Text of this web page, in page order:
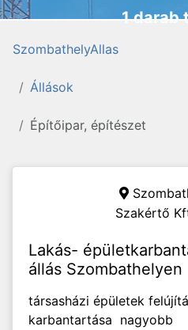
1 darab
SzombathelyAllas
Állások
Építőipar, építészet
Szakértő
Lakás-
állás Szombathelyen
társasházi épületek
karbantartása nagyobb